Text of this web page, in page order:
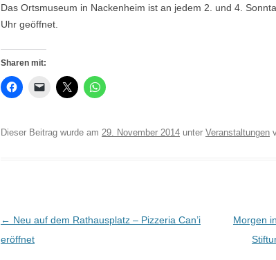
Das Ortsmuseum in Nackenheim ist an jedem 2. und 4.
Uhr geöffnet.
Sharen mit:
Dieser Beitrag wurde am 29. November 2014 unter Veranstaltungen
Beitrags-
Navigation
← Neu auf dem Rathausplatz – Pizzeria Can’i
eröffnet
Morgen